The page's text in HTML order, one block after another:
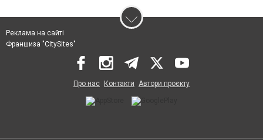
Реклама на сайті
Франшиза "CitySites"
Про нас Контакти Автори проєкту